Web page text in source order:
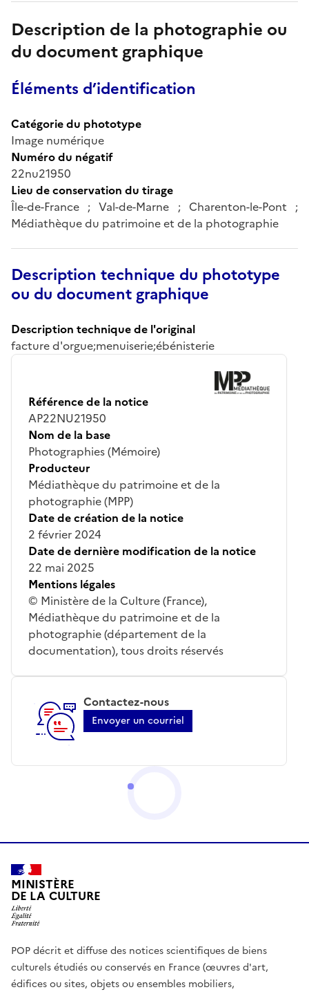
Description de la photographie ou
du document graphique
Éléments d’identification
Catégorie du phototype
Image numérique
Numéro du négatif
22nu21950
Lieu de conservation du tirage
Île-de-France ; Val-de-Marne ; Charenton-le-Pont ;
Médiathèque du patrimoine et de la photographie
Description technique du phototype
ou du document graphique
Description technique de l'original
facture d'orgue;menuiserie;ébénisterie
Référence de la notice
AP22NU21950
Nom de la base
Photographies (Mémoire)
Producteur
Médiathèque du patrimoine et de la
photographie (MPP)
Date de création de la notice
2 février 2024
Date de dernière modification de la notice
22 mai 2025
Mentions légales
© Ministère de la Culture (France),
Médiathèque du patrimoine et de la
photographie (département de la
documentation), tous droits réservés
Contactez-nous
Envoyer un courriel
MINISTÈRE
DE LA CULTURE
POP décrit et diffuse des notices scientifiques de biens
culturels étudiés ou conservés en France (œuvres d'art,
édifices ou sites, objets ou ensembles mobiliers,